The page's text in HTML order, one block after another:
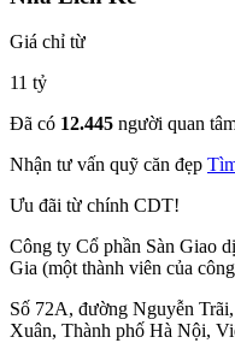
Giá chỉ từ
11 tỷ
Đã có 12.445 người quan
Nhận tư vấn quỹ căn đẹp
Ưu đãi từ chính CDT!
Công ty Cổ phần Sàn Giao
Gia (một thành viên của
Số 72A, đường Nguyễn
Xuân, Thành phố Hà Nội,